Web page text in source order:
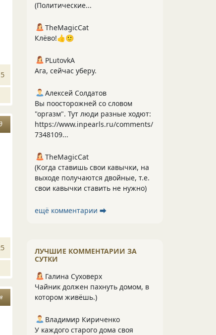
5
(Политические...
TheMagicCat
Клёво!👍🙂
PLutоvkА
Ага, сейчас уберу.
Алексей Солдатов
Вы поосторожней со словом
"оргазм". Тут люди разные ходют:
https://www.inpearls.ru/comments/
7348109...
TheMagicCat
(Когда ставишь свои кавычки, на
выходе получаются двойные, т.е.
свои кавычки ставить не нужно)
ещё комментарии ⮕
ЛУЧШИЕ КОММЕНТАРИИ ЗА
СУТКИ
Галина Суховерх
Чайник должен пахнуть домом, в
котором живёшь.)
Владимир Кириченко
У каждого старого дома своя